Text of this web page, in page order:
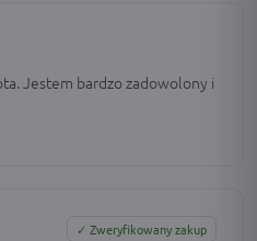
Jestem bardzo zadowolony i
✓ Zweryfikowany zakup